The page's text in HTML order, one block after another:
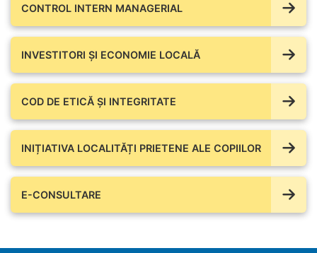
CONTROL INTERN MANAGERIAL
INVESTITORI ȘI ECONOMIE LOCALĂ
COD DE ETICĂ ȘI INTEGRITATE
INIȚIATIVA LOCALITĂȚI PRIETENE ALE COPIILOR
E-CONSULTARE